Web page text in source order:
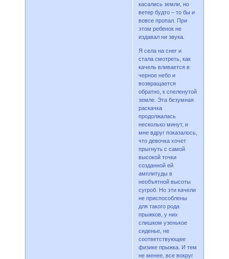
касались земли, но
ветер будто – то бы и
вовсе пропал. При
этом ребенок не
издавал ни звука.
Я села на снег и
стала смотреть, как
качель вливается в
черное небо и
возвращается
обратно, к спеленутой
земле. Эта безумная
раскачка
продолжалась
несколько минут, и
мне вдруг показалось,
что девочка хочет
прыгнуть с самой
высокой точки
созданной ей
амплитуды в
необъятной высоты
сугроб. Но эти качели
не приспособлены
для такого рода
прыжков, у них
слишком узенькое
сиденье, не
соответствующее
физике прыжка. И тем
не менее, все вокруг